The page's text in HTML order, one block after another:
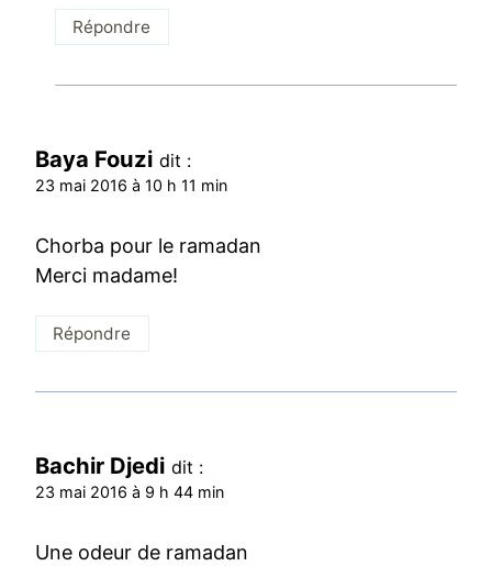
Répondre
Baya Fouzi dit :
23 mai 2016 à 10 h 11 min
Chorba pour le ramadan
Merci madame!
Répondre
Bachir Djedi dit :
23 mai 2016 à 9 h 44 min
Une odeur de ramadan